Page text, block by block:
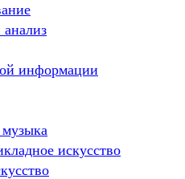
информации
искусство